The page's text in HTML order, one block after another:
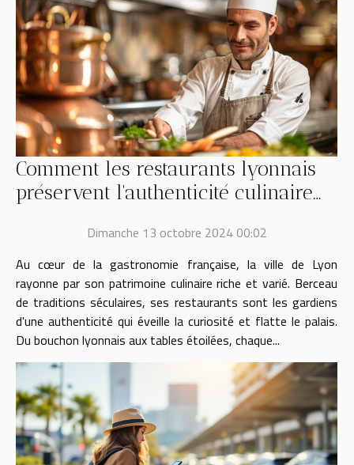
Comment les restaurants lyonnais
préservent l'authenticité culinaire
Dimanche 13 octobre 2024 00:02
Au cœur de la gastronomie française, la ville de Lyon
rayonne par son patrimoine culinaire riche et varié. Berceau
de traditions séculaires, ses restaurants sont les gardiens
d'une authenticité qui éveille la curiosité et flatte le palais.
Du bouchon lyonnais aux tables étoilées, chaque...